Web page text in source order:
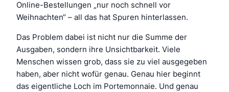
Online-Bestellungen „nur noch schnell vor
Weihnachten“ – all das hat Spuren hinterlassen.
Das Problem dabei ist nicht nur die Summe der
Ausgaben, sondern ihre Unsichtbarkeit. Viele
Menschen wissen grob, dass sie zu viel ausgegeben
haben, aber nicht wofür genau. Genau hier beginnt
das eigentliche Loch im Portemonnaie. Und genau